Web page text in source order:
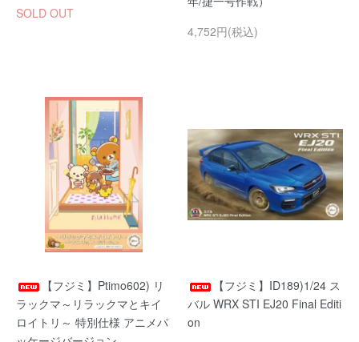
SOLD OUT
4,752円(税込)
【フジミ】Ptimo602) リ
ラックマ～リラックマとキイ
ロイトリ～ 特別仕様 アニメパ
【フジミ】ID189)1/24 ス
バル WRX STI EJ20 Final Editi
on